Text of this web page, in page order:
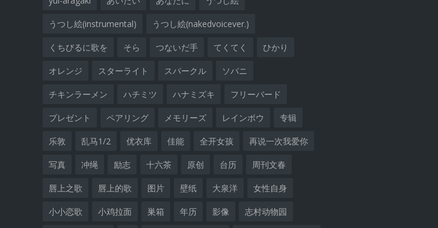
うつし絵(instrumental) うつし絵(nakedvoicever.)
くちびるに歌を そら つないだ手 てくてく ひかり
オレンジ スターライト スパークル ソバニ
チキンラーメン ハチミツ ハナミズキ フリーバード
プレゼント ペアリング メモリーズ レインボウ 专辑
乐敦 乱马1/2 优衣库 佳能 全开女孩 再说一次我爱你
写真 冲绳 励志 十六茶 原创 台历 周刊文春
唇上之歌 唇上的歌 图片 壁纸 大泉洋 女性自身
小小恋歌 小鸡拉面 巣箱 年历 影像 志村动物园